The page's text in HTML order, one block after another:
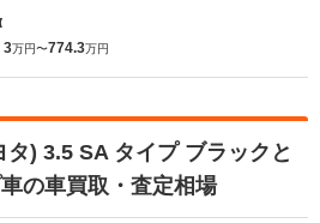
3万円〜774.3万円
) 3.5 SA タイプ ブラックと
の車買取・査定相場